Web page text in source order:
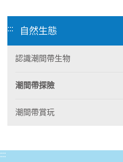
::: 自然生態
認識潮間帶生物
潮間帶探險
潮間帶賞玩
:::